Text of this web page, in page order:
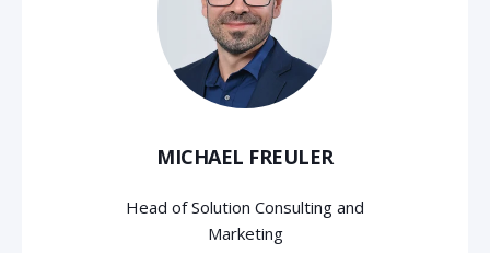
MICHAEL FREULER
Head of Solution Consulting and
Marketing